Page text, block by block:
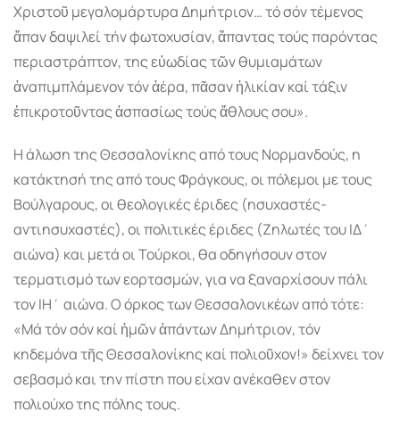
Χριστοῦ µεγαλοµάρτυρα Δηµήτριον… τό σόν τέµενος
ἅπαν δαψιλεί τήν φωτοχυσίαν, ἅπαντας τούς παρόντας
περιαστράπτον, της εὐωδίας τῶν θυµιαµάτων
ἀναπιµπλάµενον τόν ἀέρα, πᾶσαν ἡλικίαν καί τάξιν
ἐπικροτοῦντας ἀσπασίως τούς ἄθλους σου».
Η άλωση της Θεσσαλονίκης από τους Νορµανδούς, η
κατάκτησή της από τους Φράγκους, οι πόλεµοι µε τους
Βούλγαρους, οι θεολογικές έριδες (ησυχαστές-
αντιησυχαστές), οι πολιτικές έριδες (Ζηλωτές του ΙΔ΄
αιώνα) και µετά οι Τούρκοι, θα οδηγήσουν στον
τερµατισµό των εορτασµών, για να ξαναρχίσουν πάλι
τον ΙΗ΄ αιώνα. Ο όρκος των Θεσσαλονικέων από τότε:
«Μά τόν σόν καί ἡµῶν ἁπάντων Δηµήτριον, τόν
κηδεµόνα τῆς Θεσσαλονίκης καί πολιοῦχον!» δείχνει τον
σεβασµό και την πίστη που είχαν ανέκαθεν στον
πολιούχο της πόλης τους.